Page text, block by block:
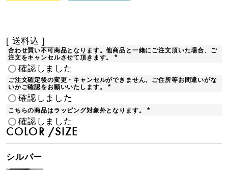
送料込
合わせ買い不可商品となります。他商品と一緒にご注文頂いた場合、ご
注文をキャンセルさせて頂きます。
須
)
確認しました
ご注文確定後の変更・キャンセルができません。ご住所等お間違いがな
いかご確認をお願いいたします。
)
確認しました
こちらの商品はラッピング対象外となります。
確認しました
COLOR SIZE
シルバー